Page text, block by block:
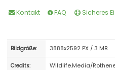
Kontakt FAQ Sicheres
Bildgröße: 3888x2592 PX / 3 MB
Credits: Wildlife.Media/